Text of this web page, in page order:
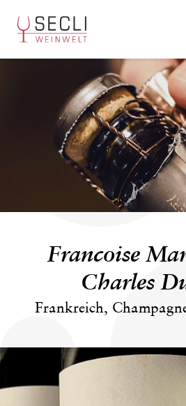
Francoise
Charles
Frankreich,
CHAMPAGNER
ÜBER UNS
KONTAKT